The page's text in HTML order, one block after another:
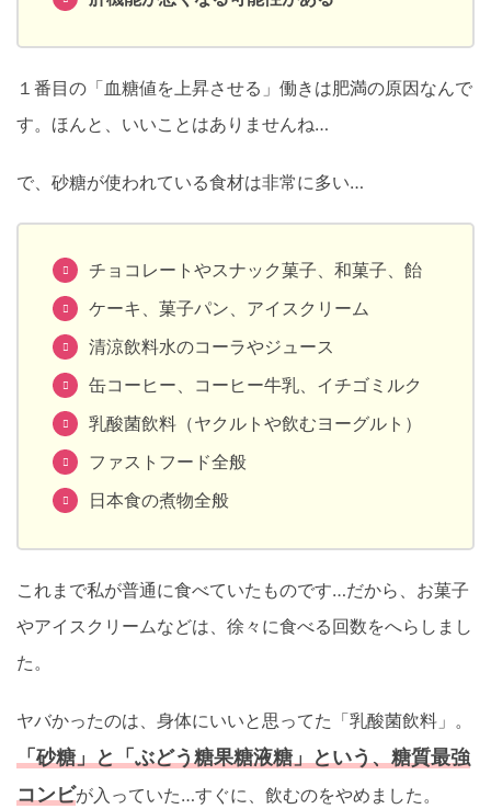
１番目の「血糖値を上昇させる」働きは肥満の原因なんで
す。ほんと、いいことはありませんね…
で、砂糖が使われている食材は非常に多い…
チョコレートやスナック菓子、和菓子、飴
ケーキ、菓子パン、アイスクリーム
清涼飲料水のコーラやジュース
缶コーヒー、コーヒー牛乳、イチゴミルク
乳酸菌飲料（ヤクルトや飲むヨーグルト）
ファストフード全般
日本食の煮物全般
これまで私が普通に食べていたものです…だから、お菓子
やアイスクリームなどは、徐々に食べる回数をへらしまし
た。
ヤバかったのは、身体にいいと思ってた「乳酸菌飲料」。
「砂糖」と「ぶどう糖果糖液糖」という、糖質最強
コンビが入っていた…すぐに、飲むのをやめました。